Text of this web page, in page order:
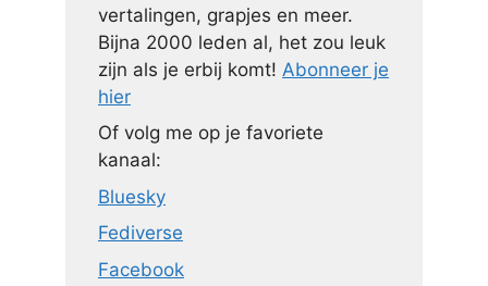
vertalingen, grapjes en meer.
Bijna 2000 leden al, het zou leuk
zijn als je erbij komt! Abonneer je
hier
Of volg me op je favoriete
kanaal:
Bluesky
Fediverse
Facebook